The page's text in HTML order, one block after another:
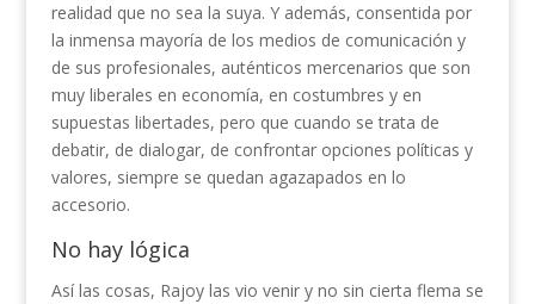
realidad que no sea la suya. Y además, consentida por
la inmensa mayoría de los medios de comunicación y
de sus profesionales, auténticos mercenarios que son
muy liberales en economía, en costumbres y en
supuestas libertades, pero que cuando se trata de
debatir, de dialogar, de confrontar opciones políticas y
valores, siempre se quedan agazapados en lo
accesorio.
No hay lógica
Así las cosas, Rajoy las vio venir y no sin cierta flema se